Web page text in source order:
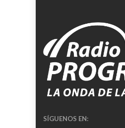
SÍGUENOS EN: